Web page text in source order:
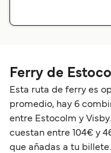
Ferry de
Esta ruta de ferry es
promedio, hay 6
entre Estocolm y
cuestan entre 104€ y
que añadas a tu